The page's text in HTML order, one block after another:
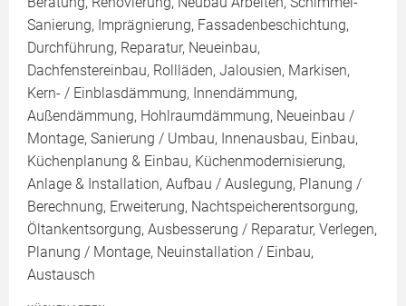
Sanierung, Imprägnierung, Fassadenbeschichtung,
Durchführung, Reparatur, Neueinbau,
Dachfenstereinbau, Rollläden, Jalousien, Markisen,
Kern- / Einblasdämmung, Innendämmung,
Außendämmung, Hohlraumdämmung, Neueinbau /
Montage, Sanierung / Umbau, Innenausbau, Einbau,
Küchenplanung & Einbau, Küchenmodernisierung,
Anlage & Installation, Aufbau / Auslegung, Planung /
Berechnung, Erweiterung, Nachtspeicherentsorgung,
Öltankentsorgung, Ausbesserung / Reparatur, Verlegen,
Planung / Montage, Neuinstallation / Einbau,
Austausch